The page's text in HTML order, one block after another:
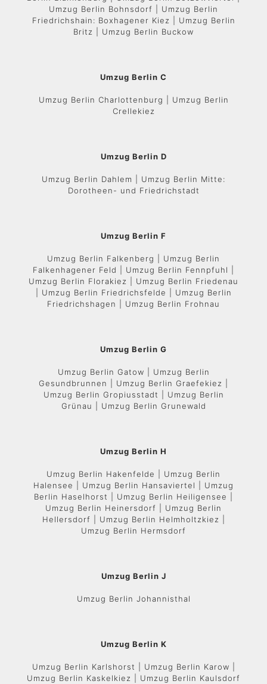
Umzug Berlin Bohnsdorf | Umzug Berlin
Friedrichshain: Boxhagener Kiez | Umzug Berlin
Britz | Umzug Berlin Buckow
Umzug Berlin C
Umzug Berlin Charlottenburg | Umzug Berlin
Crellekiez
Umzug Berlin D
Umzug Berlin Dahlem | Umzug Berlin Mitte:
Dorotheen- und Friedrichstadt
Umzug Berlin F
Umzug Berlin Falkenberg | Umzug Berlin
Falkenhagener Feld | Umzug Berlin Fennpfuhl |
Umzug Berlin Florakiez | Umzug Berlin Friedenau
| Umzug Berlin Friedrichsfelde | Umzug Berlin
Friedrichshagen | Umzug Berlin Frohnau
Umzug Berlin G
Umzug Berlin Gatow | Umzug Berlin
Gesundbrunnen | Umzug Berlin Graefekiez |
Umzug Berlin Gropiusstadt | Umzug Berlin
Grünau | Umzug Berlin Grunewald
Umzug Berlin H
Umzug Berlin Hakenfelde | Umzug Berlin
Halensee | Umzug Berlin Hansaviertel | Umzug
Berlin Haselhorst | Umzug Berlin Heiligensee |
Umzug Berlin Heinersdorf | Umzug Berlin
Hellersdorf | Umzug Berlin Helmholtzkiez |
Umzug Berlin Hermsdorf
Umzug Berlin J
Umzug Berlin Johannisthal
Umzug Berlin K
Umzug Berlin Karlshorst | Umzug Berlin Karow |
Umzug Berlin Kaskelkiez | Umzug Berlin Kaulsdorf